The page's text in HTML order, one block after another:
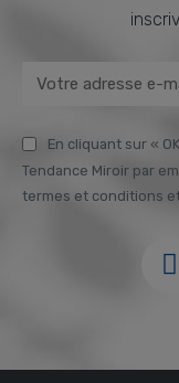
En cliquant sur «
Tendance Miroir par
termes et conditions